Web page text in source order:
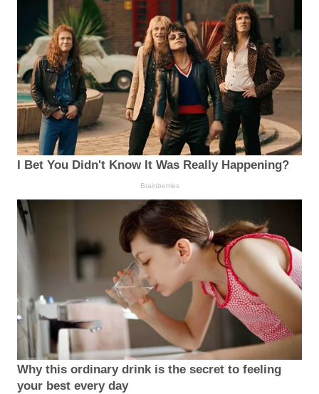
I Bet You Didn't Know It Was Really Happening?
Brainberries
Why this ordinary drink is the secret to feeling
your best every day